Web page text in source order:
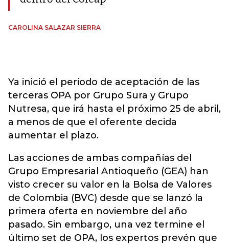
CAROLINA SALAZAR SIERRA
Ya inició el periodo de aceptación de las
terceras OPA por Grupo Sura y Grupo
Nutresa, que irá hasta el próximo 25 de abril,
a menos de que el oferente decida
aumentar el plazo.
Las acciones de ambas compañías del
Grupo Empresarial Antioqueño (GEA) han
visto crecer su valor en la Bolsa de Valores
de Colombia (BVC) desde que se lanzó la
primera oferta en noviembre del año
pasado. Sin embargo, una vez termine el
último set de OPA, los expertos prevén que